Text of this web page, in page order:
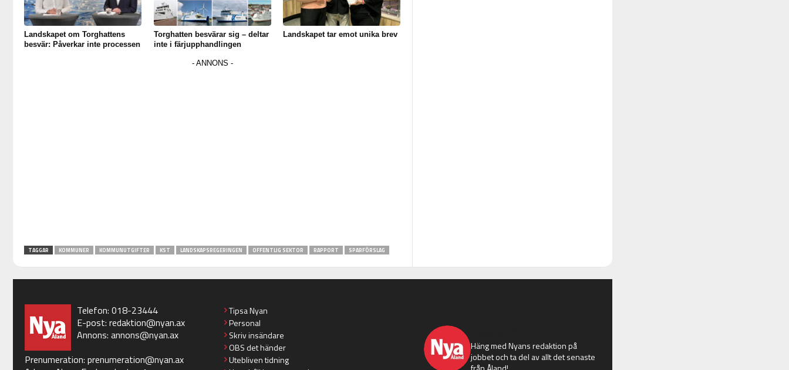
Landskapet om Torghattens
besvär: Påverkar inte processen
Torghatten besvärar sig – deltar
inte i färjupphandlingen
Landskapet tar emot unika brev
TAGGAR KOMMUNER KOMMUNUTGIFTER KST LANDSKAPSREGERINGEN OFFENTLIG SEKTOR RAPPORT SPARFÖRSLAG
Telefon: 018-23444
E-post: redaktion@nyan.ax
Annons: annons@nyan.ax
Prenumeration: prenumeration@nyan.ax
Tipsa Nyan
Personal
Skriv insändare
OBS det händer
Utebliven tidning
Häng med Nyans redaktion på
jobbet och ta del av allt det senaste